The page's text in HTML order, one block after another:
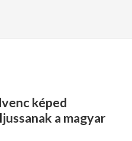
képed
a magyar